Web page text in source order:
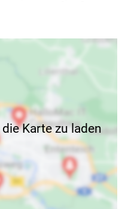
Karte zu laden